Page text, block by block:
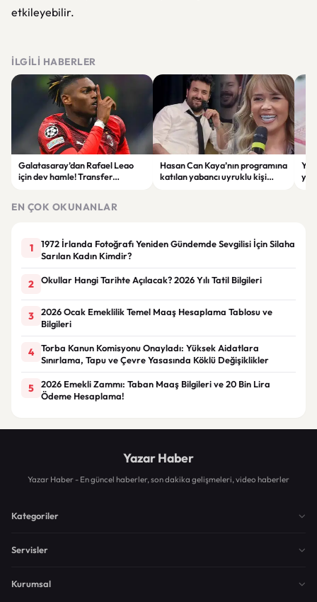
etkileyebilir.
İLGILI HABERLER
Galatasaray’dan Rafael Leao
için dev hamle! Transfer
Hasan Can Kaya’nın programına
katılan yabancı uyruklu kişi
EN ÇOK OKUNANLAR
1
1972 İrlanda Fotoğrafı Yeniden Gündemde Sevgilisi İçin Silaha
Sarılan Kadın Kimdir?
2 Okullar Hangi Tarihte Açılacak? 2026 Yılı Tatil Bilgileri
3
2026 Ocak Emeklilik Temel Maaş Hesaplama Tablosu ve
Bilgileri
4
Torba Kanun Komisyonu Onayladı: Yüksek Aidatlara
Sınırlama, Tapu ve Çevre Yasasında Köklü Değişiklikler
5
2026 Emekli Zammı: Taban Maaş Bilgileri ve 20 Bin Lira
Ödeme Hesaplama!
Yazar Haber
Yazar Haber - En güncel haberler, son dakika gelişmeleri, video haberler
Kategoriler
Servisler
Kurumsal